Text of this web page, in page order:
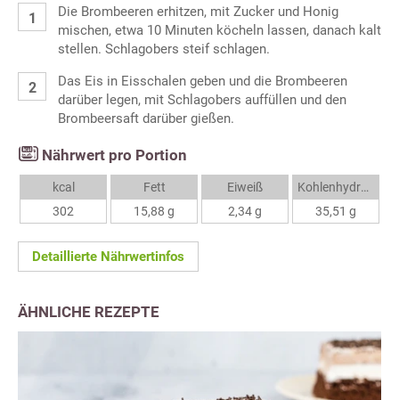
Die Brombeeren erhitzen, mit Zucker und Honig
mischen, etwa 10 Minuten köcheln lassen, danach kalt
stellen. Schlagobers steif schlagen.
Das Eis in Eisschalen geben und die Brombeeren
darüber legen, mit Schlagobers auffüllen und den
Brombeersaft darüber gießen.
Nährwert pro Portion
kcal
302
Fett
15,88 g
Eiweiß
2,34 g
Kohlenhydrate
35,51 g
Detaillierte Nährwertinfos
ÄHNLICHE REZEPTE